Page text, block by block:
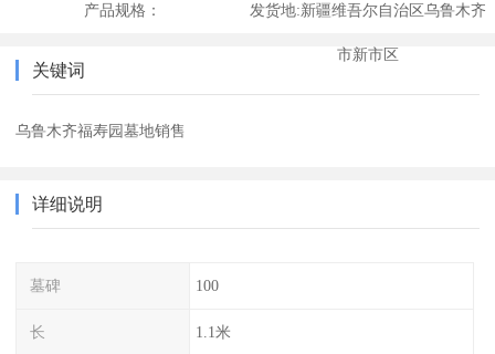
产品规格： 发货地:新疆维吾尔自治区乌鲁木齐
市新市区
关键词
乌鲁木齐福寿园墓地销售
详细说明
墓碑 100
长 1.1米